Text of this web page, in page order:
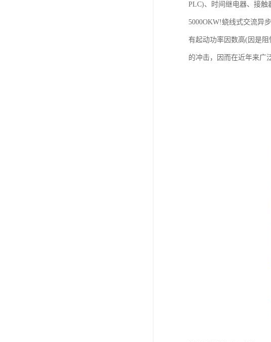
PLC)、时间继电器、接触
5000OKW!蛲线式交流异
有起动功率因数高(因是
的冲击，因而在近年来广